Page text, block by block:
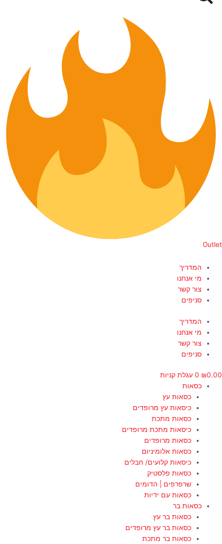
Outlet
המדריך
מי אנחנו
צור קשר
סניפים
המדריך
מי אנחנו
צור קשר
סניפים
₪0.00
0 עגלת קניות
כסאות
כסאות עץ
כיסאות עץ מרופדים
כסאות מתכת
כיסאות מתכת מרופדים
כסאות מרופדים
כסאות אלומיניום
כיסאות קלועים/ חבלים
כסאות פלסטיק
שרפרפים | הדומים
כסאות עם ידיות
כסאות בר
כסאות בר עץ
כסאות בר עץ מרופדים
כסאות בר מתכת